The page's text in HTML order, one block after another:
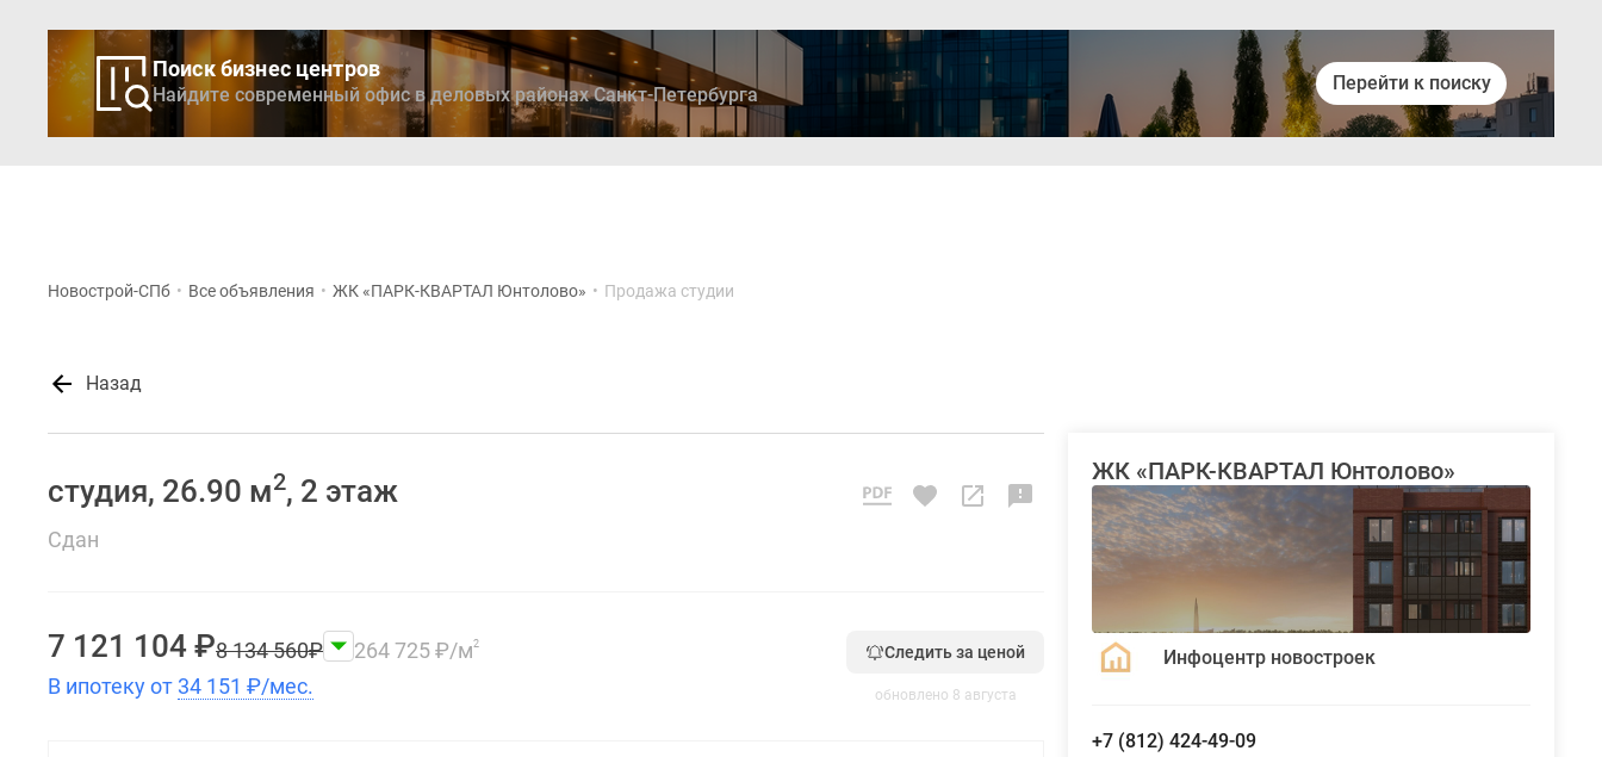
Поиск бизнес центров
Найдите современный офис в деловых районах Санкт-Петербурга
Перейти к поиску
Новострой-СПб • Все объявления • ЖК «ПАРК-КВАРТАЛ Юнтолово» • Продажа студии
Назад
студия, 26.90 м2, 2 этаж
Сдан
7 121 104 ₽8 134 560₽ 264 725₽/м2
В ипотеку от 34 151 ₽/мес.
Следить за ценой
обновлено 8 августа
ЖК «ПАРК-КВАРТАЛ Юнтолово»
Инфоцентр новостроек
+7 (812) 424-49-09